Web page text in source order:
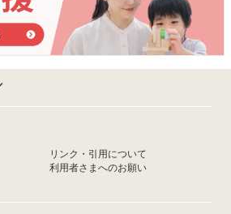
リンク・引用について
利用者さまへのお願い